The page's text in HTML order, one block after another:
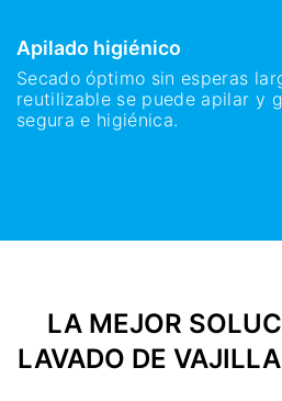
Apilado higiénico
Secado óptimo sin esperas
reutilizable se puede apilar y
segura e higiénica.
LA MEJOR
LAVADO DE